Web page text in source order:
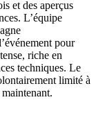
et des aperçus
L’équipe
pour
riche en
techniques. Le
limité à